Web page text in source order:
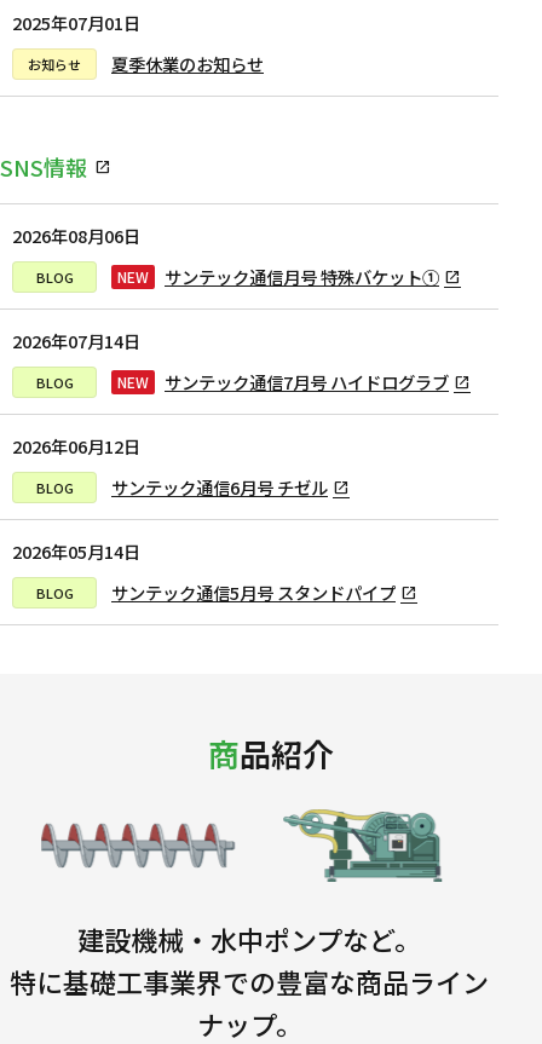
2025年07月01日
夏季休業のお知らせ
SNS情報
2026年08月06日
NEW サンテック通信月号 特殊バケット①
2026年07月14日
NEW サンテック通信7月号 ハイドログラブ
2026年06月12日
サンテック通信6月号 チゼル
2026年05月14日
サンテック通信5月号 スタンドパイプ
商品紹介
建設機械・水中ポンプなど。
特に基礎工事業界での豊富な商品ライン
ナップ。